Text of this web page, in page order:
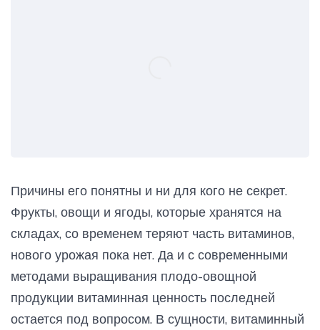
Причины его понятны и ни для кого не секрет.
Фрукты, овощи и ягоды, которые хранятся на
складах, со временем теряют часть витаминов,
нового урожая пока нет. Да и с современными
методами выращивания плодо-овощной
продукции витаминная ценность последней
остается под вопросом. В сущности, витаминный